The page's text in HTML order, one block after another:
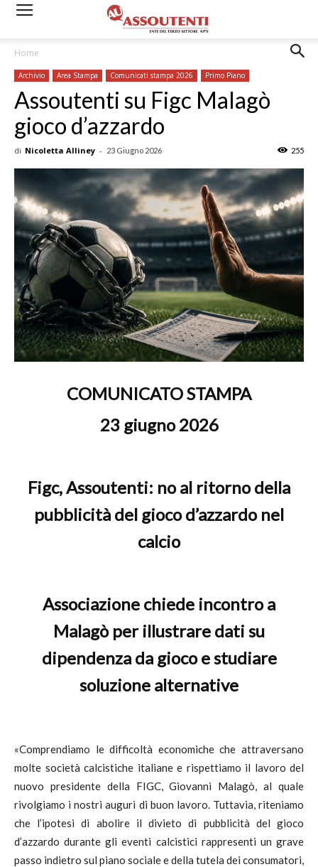
Home
Archivio Area Stampa Comunicati stampa 2026 Primo Piano
Assoutenti su Figc Malagò
gioco d’azzardo
di Nicoletta Alliney - 23 Giugno 2026 255
COMUNICATO STAMPA
23 giugno 2026
Figc, Assoutenti: no al ritorno della
pubblicità del gioco d’azzardo nel
calcio
Associazione chiede incontro a
Malagò per illustrare dati su
dipendenza da gioco e studiare
soluzione alternative
«Comprendiamo le difficoltà economiche che attraversano
molte società calcistiche italiane e rispettiamo il lavoro del
nuovo presidente della FIGC, Giovanni Malagò, al quale
rivolgiamo i nostri auguri di buon lavoro. Tuttavia, riteniamo
che l’ipotesi di abolire il divieto di pubblicità del gioco
d’azzardo durante gli eventi calcistici rappresenti un grave
passo indietro sul piano sociale e della tutela dei consumatori,